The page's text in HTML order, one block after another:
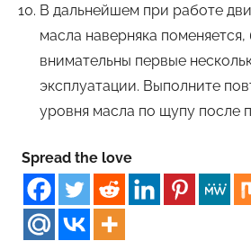
В дальнейшем при работе
масла наверняка поменяется,
внимательны первые
эксплуатации. Выполните
уровня масла по щупу после
Spread the love